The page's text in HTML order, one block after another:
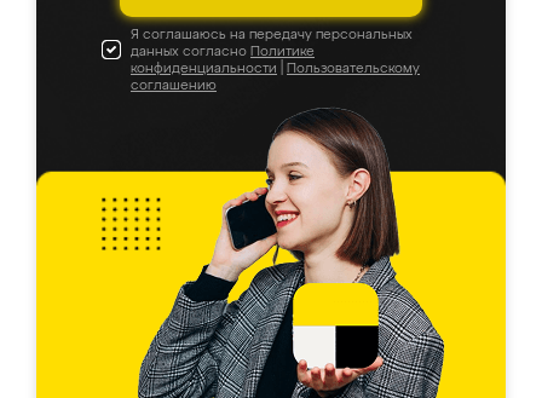
Я соглашаюсь на передачу персональных
данных согласно Политике
конфиденциальности
Пользовательскому
соглашению